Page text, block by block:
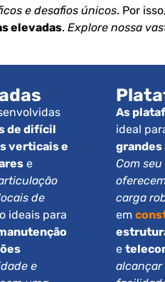
e desafios únicos. Por
elevadas. Explore nossa
As
ideal
Com
carga
em
e
alcançar
de difícil
verticais e
e
de
ideais para
e